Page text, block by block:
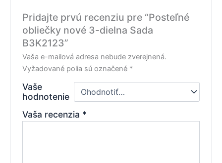
Pridajte prvú recenziu pre “Posteľné
obliečky nové 3-dielna Sada
B3K2123”
Vaša e-mailová adresa nebude zverejnená.
Vyžadované polia sú označené *
Vaše
hodnotenie
Vaša recenzia *